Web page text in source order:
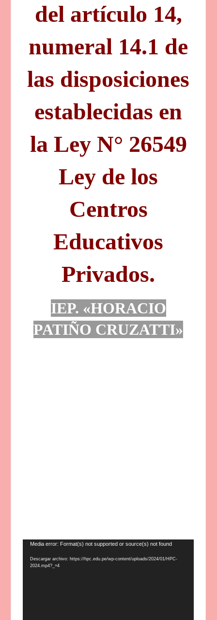
del artículo 14,
numeral 14.1 de
las disposiciones
establecidas en
la Ley N° 26549
Ley de los
Centros
Educativos
Privados.
IEP. «HORACIO
PATIÑO CRUZATTI»
Reproductor
de
vídeo
Media error: Format(s) not supported or source(s) not found
Descargar archivo: https://hpc.edu.pe/wp-content/uploads/2024/01/HPC-
2024.mp4?_=4